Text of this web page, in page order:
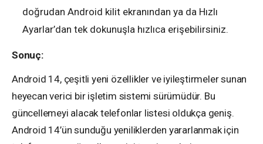
doğrudan Android kilit ekranından ya da Hızlı
Ayarlar’dan tek dokunuşla hızlıca erişebilirsiniz.
Sonuç:
Android 14, çeşitli yeni özellikler ve iyileştirmeler sunan
heyecan verici bir işletim sistemi sürümüdür. Bu
güncellemeyi alacak telefonlar listesi oldukça geniş.
Android 14’ün sunduğu yeniliklerden yararlanmak için